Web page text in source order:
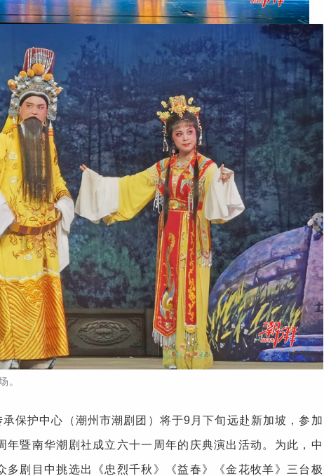
。
保护中心（潮州市潮剧团）将于9月下旬远赴新加坡，参加
年暨南华潮剧社成立六十一周年的庆典演出活动。为此，中
多剧目中挑选出《忠烈千秋》《益春》《金花牧羊》三台极